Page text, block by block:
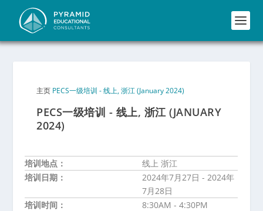
主页 PECS一级培训 - 线上, 浙江 (January 2024)
PECS一级培训 - 线上, 浙江 (JANUARY
2024)
培训地点：
线上 浙江
培训日期：
2024年7月27日 - 2024年
7月28日
培训时间：
8:30AM - 4:30PM